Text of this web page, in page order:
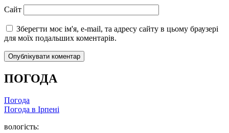
Сайт
Зберегти моє ім'я, e-mail, та адресу сайту в цьому браузері
для моїх подальших коментарів.
ПОГОДА
Погода
Погода в Ірпені
вологість: